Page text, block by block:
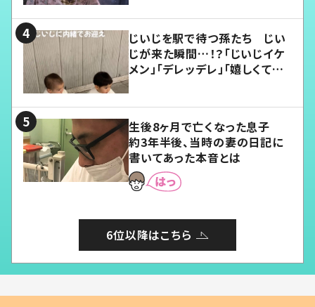
じいじを駅で待つ孫たち じい
じが来た瞬間…！？「じいじイケ
メン」「デレッデレ」「嬉しくて可
生後8ヶ月で亡くなった息子
約3年半後、当時の妻の日記に
書いてあった本音とは
6位以降はこちら